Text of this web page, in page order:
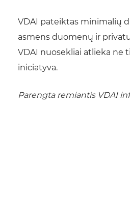
VDAI pateiktas minimalių
asmens duomenų ir
VDAI nuosekliai atlieka ne
iniciatyva.
Parengta remiantis VDAI